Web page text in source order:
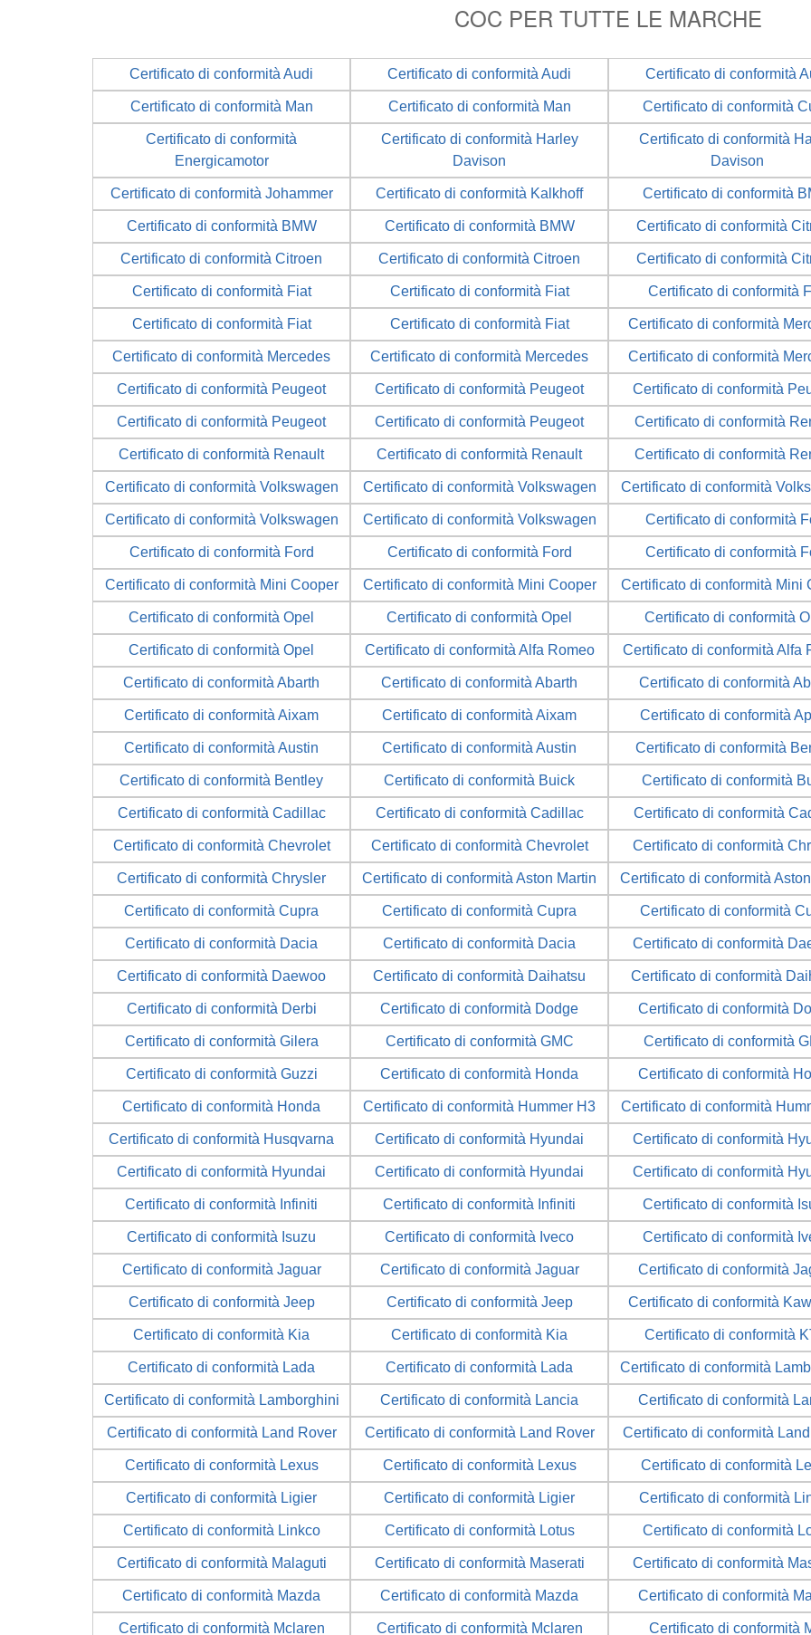
COC PER TUTTE LE MARCHE
Certificato di conformità Audi Certificato di conformità Audi Certificato di conformità
Certificato di conformità Man Certificato di conformità Man Certificato di conformità
Certificato di conformità
Energicamotor
Certificato di conformità Harley
Davison
Certificato di conformità
Davison
Certificato di conformità Johammer Certificato di conformità Kalkhoff Certificato di conformità
Certificato di conformità BMW Certificato di conformità BMW Certificato di conformità
Certificato di conformità Citroen Certificato di conformità Citroen Certificato di conformità
Certificato di conformità Fiat Certificato di conformità Fiat Certificato di conformità
Certificato di conformità Fiat Certificato di conformità Fiat Certificato di conformità
Certificato di conformità Mercedes Certificato di conformità Mercedes Certificato di conformità
Certificato di conformità Peugeot Certificato di conformità Peugeot Certificato di conformità
Certificato di conformità Peugeot Certificato di conformità Peugeot Certificato di conformità
Certificato di conformità Renault Certificato di conformità Renault Certificato di conformità
Certificato di conformità Volkswagen Certificato di conformità Volkswagen Certificato di conformità
Certificato di conformità Volkswagen Certificato di conformità Volkswagen Certificato di conformità
Certificato di conformità Ford Certificato di conformità Ford Certificato di conformità
Certificato di conformità Mini Cooper Certificato di conformità Mini Cooper Certificato di conformità Mini
Certificato di conformità Opel Certificato di conformità Opel Certificato di conformità
Certificato di conformità Opel Certificato di conformità Alfa Romeo Certificato di conformità Alfa
Certificato di conformità Abarth Certificato di conformità Abarth Certificato di conformità
Certificato di conformità Aixam Certificato di conformità Aixam Certificato di conformità
Certificato di conformità Austin Certificato di conformità Austin Certificato di conformità
Certificato di conformità Bentley Certificato di conformità Buick Certificato di conformità
Certificato di conformità Cadillac Certificato di conformità Cadillac Certificato di conformità
Certificato di conformità Chevrolet Certificato di conformità Chevrolet Certificato di conformità
Certificato di conformità Chrysler Certificato di conformità Aston Martin Certificato di conformità
Certificato di conformità Cupra Certificato di conformità Cupra Certificato di conformità
Certificato di conformità Dacia Certificato di conformità Dacia Certificato di conformità
Certificato di conformità Daewoo Certificato di conformità Daihatsu Certificato di conformità
Certificato di conformità Derbi Certificato di conformità Dodge Certificato di conformità
Certificato di conformità Gilera Certificato di conformità GMC Certificato di conformità
Certificato di conformità Guzzi Certificato di conformità Honda Certificato di conformità
Certificato di conformità Honda Certificato di conformità Hummer H3 Certificato di conformità
Certificato di conformità Husqvarna Certificato di conformità Hyundai Certificato di conformità
Certificato di conformità Hyundai Certificato di conformità Hyundai Certificato di conformità
Certificato di conformità Infiniti Certificato di conformità Infiniti Certificato di conformità
Certificato di conformità Isuzu Certificato di conformità Iveco Certificato di conformità
Certificato di conformità Jaguar Certificato di conformità Jaguar Certificato di conformità
Certificato di conformità Jeep Certificato di conformità Jeep Certificato di conformità
Certificato di conformità Kia Certificato di conformità Kia Certificato di conformità
Certificato di conformità Lada Certificato di conformità Lada Certificato di conformità
Certificato di conformità Lamborghini Certificato di conformità Lancia Certificato di conformità
Certificato di conformità Land Rover Certificato di conformità Land Rover Certificato di conformità
Certificato di conformità Lexus Certificato di conformità Lexus Certificato di conformità
Certificato di conformità Ligier Certificato di conformità Ligier Certificato di conformità
Certificato di conformità Linkco Certificato di conformità Lotus Certificato di conformità
Certificato di conformità Malaguti Certificato di conformità Maserati Certificato di conformità
Certificato di conformità Mazda Certificato di conformità Mazda Certificato di conformità
Certificato di conformità Mclaren Certificato di conformità Mclaren Certificato di conformità